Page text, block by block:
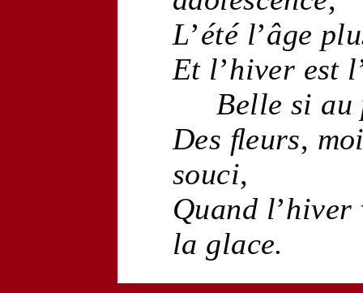
L’étél’âge
Et l’hiver est l
Belle si au
Des ﬂeurs,
souci,
Quand l’hiver
la glace.